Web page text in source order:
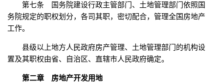
第七条 国务院建设行政主管部门、土地管理部门依照国
务院规定的职权划分，各司其职，密切配合，管理全国房地产
工作。
县级以上地方人民政府房产管理、土地管理部门的机构设
置及其职权由省、自治区、直辖市人民政府确定。
第二章 房地产开发用地